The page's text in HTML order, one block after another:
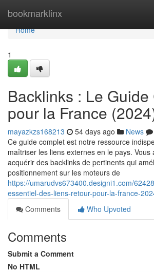
bookmarklinx
Home
Home
1
Backlinks : Le
pour la France
mayazkzs168213 54 days ago News
Ce guide complet est notre ressource
maîtriser les liens externes en le pays.
acquérir des backlinks de pertinents qui
positionnement sur les moteurs de
https://umarudvs673400.designi1.com/
essentiel-des-liens-retour-pour-la-france-
Comments
Who Upvoted
Comments
Submit a Comment
No HTML